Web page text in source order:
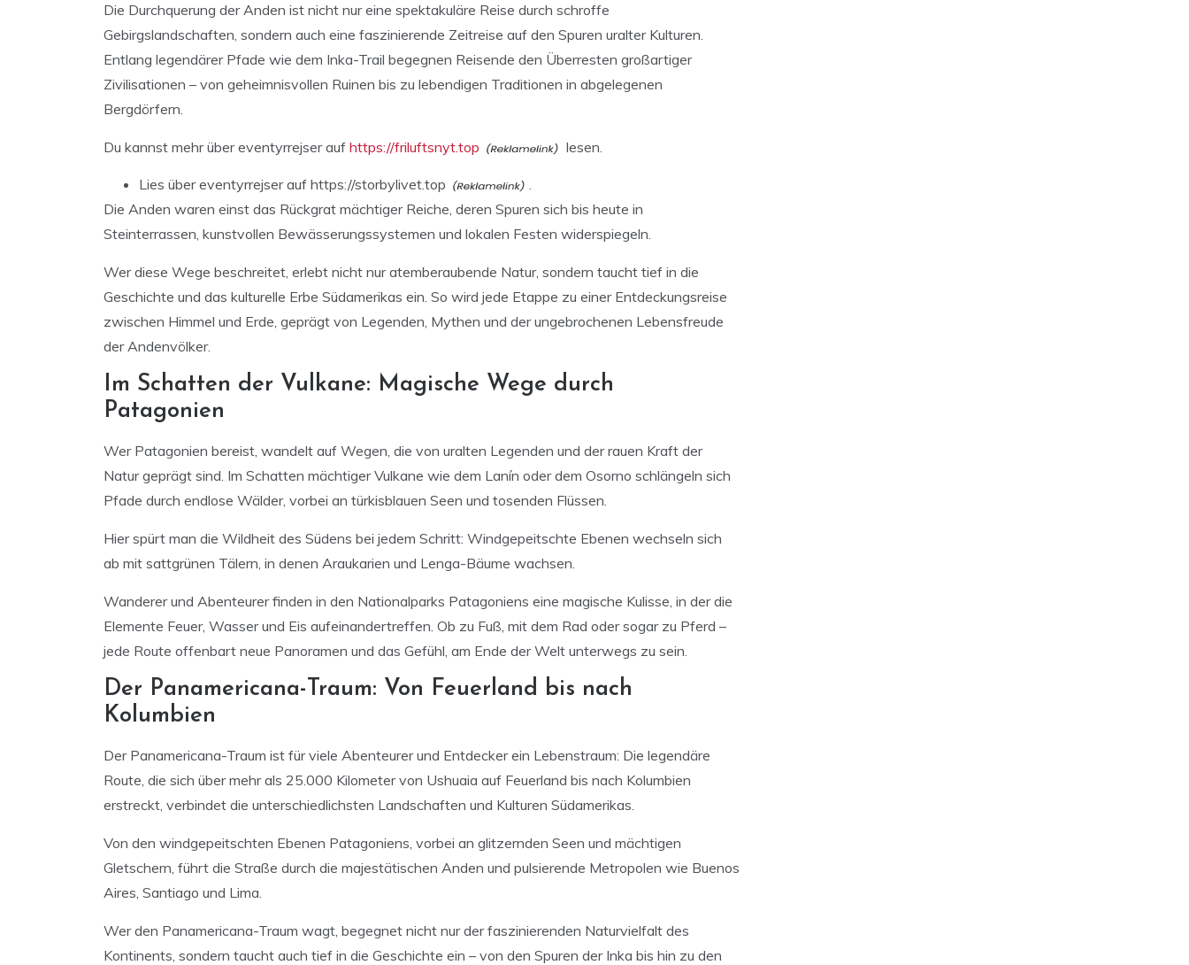
Die Durchquerung der Anden ist nicht nur eine spektakuläre Reise durch schroffe
Gebirgslandschaften, sondern auch eine faszinierende Zeitreise auf den Spuren uralter Kulturen.
Entlang legendärer Pfade wie dem Inka-Trail begegnen Reisende den Überresten großartiger
Zivilisationen – von geheimnisvollen Ruinen bis zu lebendigen Traditionen in abgelegenen
Bergdörfern.
Du kannst mehr über eventyrrejser auf https://friluftsnyt.top lesen.
Lies über eventyrrejser auf https://storbylivet.top
.
Die Anden waren einst das Rückgrat mächtiger Reiche, deren Spuren sich bis heute in
Steinterrassen, kunstvollen Bewässerungssystemen und lokalen Festen widerspiegeln.
Wer diese Wege beschreitet, erlebt nicht nur atemberaubende Natur, sondern taucht tief in die
Geschichte und das kulturelle Erbe Südamerikas ein. So wird jede Etappe zu einer Entdeckungsreise
zwischen Himmel und Erde, geprägt von Legenden, Mythen und der ungebrochenen Lebensfreude
der Andenvölker.
Im Schatten der Vulkane: Magische Wege durch
Patagonien
Wer Patagonien bereist, wandelt auf Wegen, die von uralten Legenden und der rauen Kraft der
Natur geprägt sind. Im Schatten mächtiger Vulkane wie dem Lanín oder dem Osorno schlängeln sich
Pfade durch endlose Wälder, vorbei an türkisblauen Seen und tosenden Flüssen.
Hier spürt man die Wildheit des Südens bei jedem Schritt: Windgepeitschte Ebenen wechseln sich
ab mit sattgrünen Tälern, in denen Araukarien und Lenga-Bäume wachsen.
Wanderer und Abenteurer finden in den Nationalparks Patagoniens eine magische Kulisse, in der die
Elemente Feuer, Wasser und Eis aufeinandertreffen. Ob zu Fuß, mit dem Rad oder sogar zu Pferd –
jede Route offenbart neue Panoramen und das Gefühl, am Ende der Welt unterwegs zu sein.
Der Panamericana-Traum: Von Feuerland bis nach
Kolumbien
Der Panamericana-Traum ist für viele Abenteurer und Entdecker ein Lebenstraum: Die legendäre
Route, die sich über mehr als 25.000 Kilometer von Ushuaia auf Feuerland bis nach Kolumbien
erstreckt, verbindet die unterschiedlichsten Landschaften und Kulturen Südamerikas.
Von den windgepeitschten Ebenen Patagoniens, vorbei an glitzernden Seen und mächtigen
Gletschern, führt die Straße durch die majestätischen Anden und pulsierende Metropolen wie Buenos
Aires, Santiago und Lima.
Wer den Panamericana-Traum wagt, begegnet nicht nur der faszinierenden Naturvielfalt des
Kontinents, sondern taucht auch tief in die Geschichte ein – von den Spuren der Inka bis hin zu den